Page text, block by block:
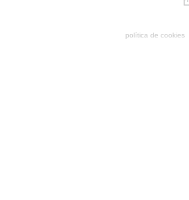
política de cookies